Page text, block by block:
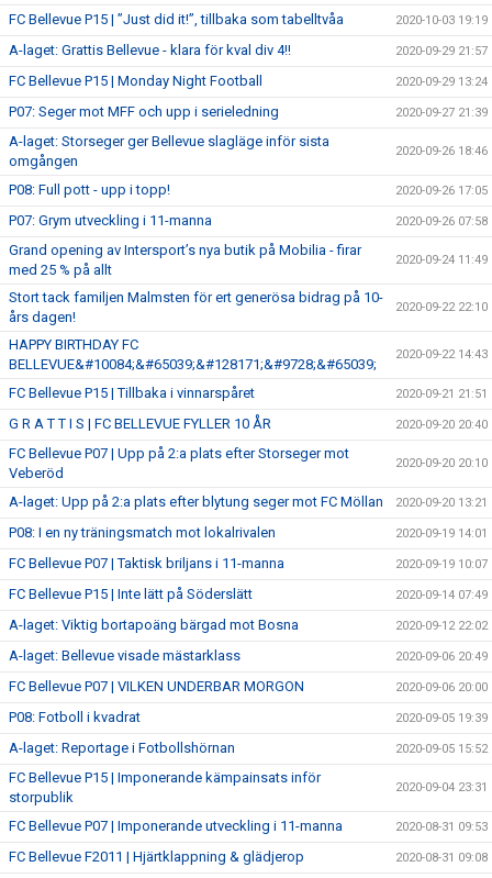
FC Bellevue P15 | ”Just did it!”, tillbaka som tabelltvåa 2020-10-03 19:19
A-laget: Grattis Bellevue - klara för kval div 4!! 2020-09-29 21:57
FC Bellevue P15 | Monday Night Football 2020-09-29 13:24
P07: Seger mot MFF och upp i serieledning 2020-09-27 21:39
A-laget: Storseger ger Bellevue slagläge inför sista
omgången
2020-09-26 18:46
P08: Full pott - upp i topp! 2020-09-26 17:05
P07: Grym utveckling i 11-manna 2020-09-26 07:58
Grand opening av Intersport’s nya butik på Mobilia - firar
med 25 % på allt
2020-09-24 11:49
Stort tack familjen Malmsten för ert generösa bidrag på 10-
års dagen!
2020-09-22 22:10
HAPPY BIRTHDAY FC
BELLEVUE&#10084;&#65039;&#128171;&#9728;&#65039;
2020-09-22 14:43
FC Bellevue P15 | Tillbaka i vinnarspåret 2020-09-21 21:51
G R A T T I S | FC BELLEVUE FYLLER 10 ÅR 2020-09-20 20:40
FC Bellevue P07 | Upp på 2:a plats efter Storseger mot
Veberöd
2020-09-20 20:10
A-laget: Upp på 2:a plats efter blytung seger mot FC Möllan 2020-09-20 13:21
P08: I en ny träningsmatch mot lokalrivalen 2020-09-19 14:01
FC Bellevue P07 | Taktisk briljans i 11-manna 2020-09-19 10:07
FC Bellevue P15 | Inte lätt på Söderslätt 2020-09-14 07:49
A-laget: Viktig bortapoäng bärgad mot Bosna 2020-09-12 22:02
A-laget: Bellevue visade mästarklass 2020-09-06 20:49
FC Bellevue P07 | VILKEN UNDERBAR MORGON 2020-09-06 20:00
P08: Fotboll i kvadrat 2020-09-05 19:39
A-laget: Reportage i Fotbollshörnan 2020-09-05 15:52
FC Bellevue P15 | Imponerande kämpainsats inför
storpublik
2020-09-04 23:31
FC Bellevue P07 | Imponerande utveckling i 11-manna 2020-08-31 09:53
FC Bellevue F2011 | Hjärtklappning & glädjerop 2020-08-31 09:08